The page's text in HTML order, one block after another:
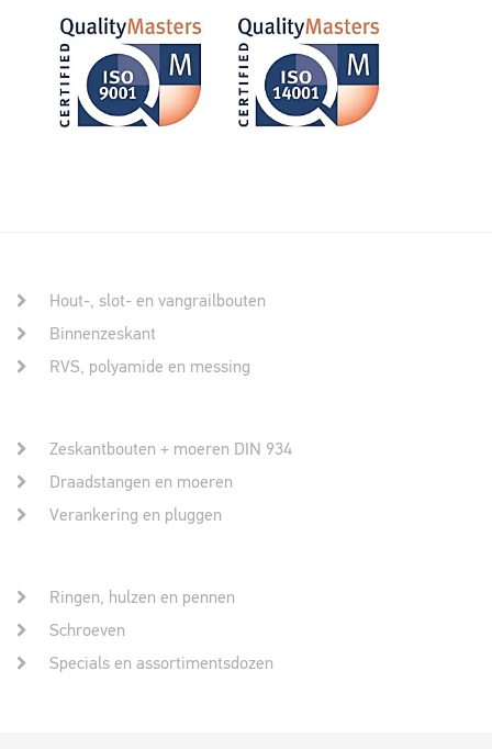
Hout-, slot- en vangrailbouten
Binnenzeskant
RVS, polyamide en messing
Zeskantbouten + moeren DIN 934
Draadstangen en moeren
Verankering en pluggen
Ringen, hulzen en pennen
Schroeven
Specials en assortimentsdozen